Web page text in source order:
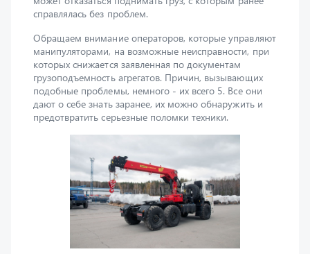
Обращаем внимание операторов, которые управляют
манипуляторами, на возможные неисправности, при
которых снижается заявленная по документам
грузоподъемность агрегатов. Причин, вызывающих
подобные проблемы, немного - их всего 5. Все они
дают о себе знать заранее, их можно обнаружить и
предотвратить серьезные поломки техники.